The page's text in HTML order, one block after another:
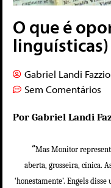
O que é
linguísticas)
Gabriel Landi Fazzio
Sem Comentários
Por Gabriel Landi
“Mas Monitor
aberta, grosseira, cínica.
‘honestamente’. Engels